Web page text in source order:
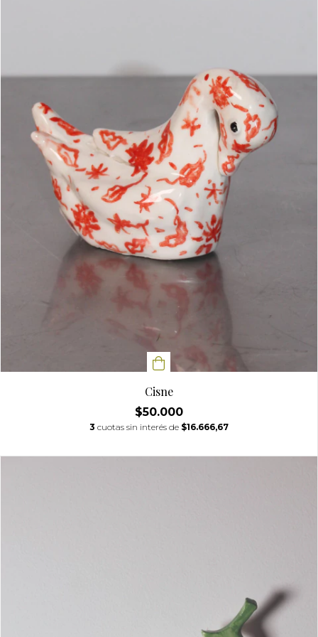
Cisne
$50.000
3 cuotas sin interés de $16.666,67